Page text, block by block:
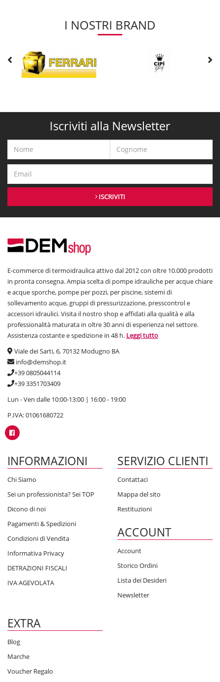
I NOSTRI BRAND
Iscriviti alla Newsletter
ISCRIVITI
E-commerce di termoidraulica attivo dal 2012 con oltre 10.000 prodotti
in pronta consegna. Ampia scelta di pompe idrauliche per acque chiare
e acque sporche, pompe per pozzi, per piscine, sistemi di
sollevamento acque, gruppi di pressurizzazione, presscontrol e
accessori idraulici. Visita il nostro shop e affidati alla qualità e alla
professionalità maturata in oltre 30 anni di esperienza nel settore.
Assistenza costante e spedizione in 48 h. Leggi tutto
Viale dei Sarti, 6, 70132 Modugno BA
info@demshop.it
+39 0805044114
+39 3351703409
Lun - Ven dalle 10:00-13:00 | 16:00 - 19:00
P.IVA: 01061680722
INFORMAZIONI
Chi Siamo
Sei un professionista? Sei TOP
Dicono di noi
Pagamenti & Spedizioni
Condizioni di Vendita
Informativa Privacy
DETRAZIONI FISCALI
IVA AGEVOLATA
SERVIZIO CLIENTI
Contattaci
Mappa del sito
Restituzioni
ACCOUNT
Account
Storico Ordini
Lista dei Desideri
Newsletter
EXTRA
Blog
Marche
Voucher Regalo